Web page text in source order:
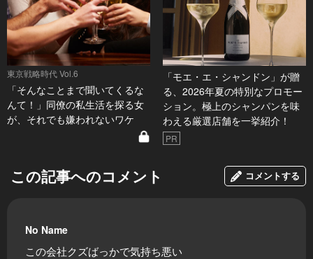
東京戦略時代 Vol.6
「そんなことまで聞いてくるな
んて！」同僚の私生活を探る女
が、それでも嫌われないワケ
「モエ・エ・シャンドン」が贈
る、2026年夏の特別なプロモー
ション。極上のシャンパンを味
わえる厳選店舗を一挙紹介！
PR
この記事へのコメント コメントする
No Name
この会社クズばっかで気持ち悪い